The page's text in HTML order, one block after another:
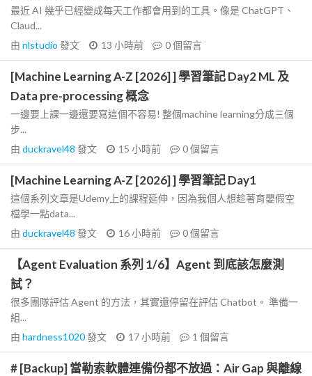
最近 AI 幾乎已經變成每天工作都會用到的工具。像是 ChatGPT、
Claud...
由 nlstudio 發文 13 小時前 0個留言
[Machine Learning A-Z [2026] ] 學習筆記 Day2 ML 及
Data pre-processing 概念
一邊要上課一邊還要寫這個不容易! 整個machine learning分成三個
步...
由 duckravel48 發文 15 小時前 0個留言
[Machine Learning A-Z [2026] ] 學習筆記 Day1
這個系列文章是Udemy上的課程延伸，因為我個人想趁著育嬰假空
檔學一點data...
由 duckravel48 發文 16 小時前 0個留言
【Agent Evaluation 系列 1/6】Agent 到底該怎麼測
試？
很多團隊評估 Agent 的方法，其實還停留在評估 Chatbot。 準備一
組...
由 hardness1020發文 17 小時前 1 個留言
# [Backup] 當勒索軟體連備份都不放過：Air Gap 與離線